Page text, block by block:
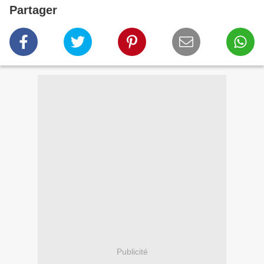
Partager
Publicité